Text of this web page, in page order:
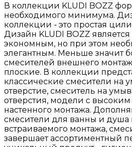
В коллекции KLUDI BOZZ
необходимого минимума.
коллекции - это простая
Дизайн KLUDI BOZZ
экономным, но при этом
элегантным. Меньше значит
смесителей внешнего
плоские. В коллекции
классические смесители на
отверстие, смеситель на
отверстия, модели с
настенного монтажа.
смесители для ванны и душа
встраиваемого монтажа,
завершает ассортиментный